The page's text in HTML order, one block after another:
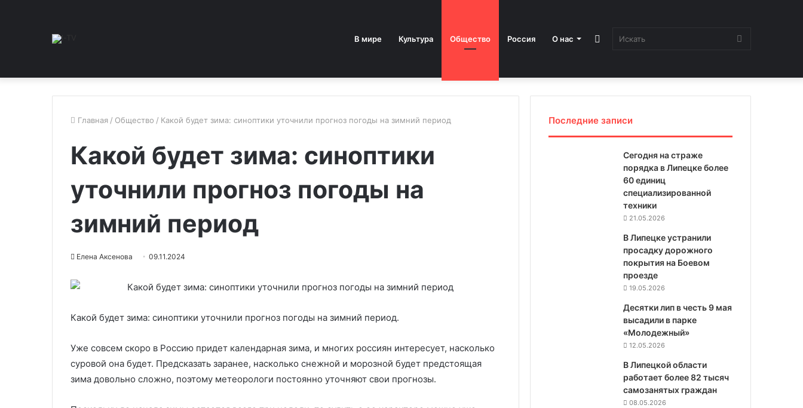
В мире Культура Общество Россия О нас Искать
Sidebar
Главная / Общество / Какой будет зима: синоптики уточнили прогноз погоды на зимний период
Какой будет зима: синоптики
уточнили прогноз погоды на
зимний период
Елена Аксенова 09.11.2024
Какой будет зима: синоптики уточнили прогноз погоды на зимний период.
Уже совсем скоро в Россию придет календарная зима, и многих россиян интересует, насколько
суровой она будет. Предсказать заранее, насколько снежной и морозной будет предстоящая
зима довольно сложно, поэтому метеорологи постоянно уточняют свои прогнозы.
Последние записи
Сегодня на страже
порядка в Липецке более
60 единиц
специализированной
техники
21.05.2026
В Липецке устранили
просадку дорожного
покрытия на Боевом
проезде
19.05.2026
Десятки лип в честь 9 мая
высадили в парке
«Молодежный»
12.05.2026
В Липецкой области
работает более 82 тысяч
самозанятых граждан
08.05.2026